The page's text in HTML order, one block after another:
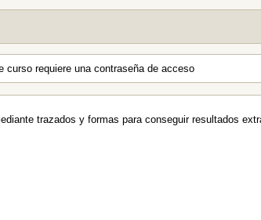
curso requiere una contraseña de acceso
trazados y formas para conseguir resultados